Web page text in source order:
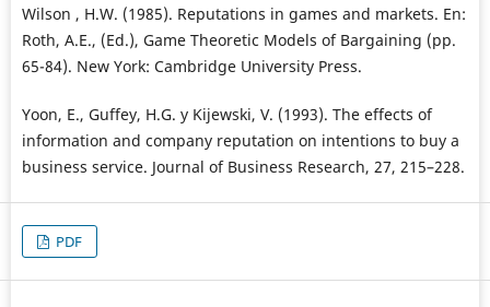
Wilson , H.W. (1985). Reputations in games and markets. En:
Roth, A.E., (Ed.), Game Theoretic Models of Bargaining (pp.
65-84). New York: Cambridge University Press.
Yoon, E., Guffey, H.G. y Kijewski, V. (1993). The effects of
information and company reputation on intentions to buy a
business service. Journal of Business Research, 27, 215–228.
PDF